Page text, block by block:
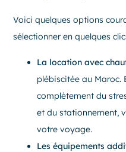
Voici quelques options
sélectionner en quelques
La location avec
plébiscitée au Maroc.
complètement du
et du stationnement,
votre voyage.
Les équipements